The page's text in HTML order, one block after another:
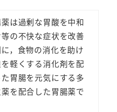
は過剰な胃酸を中和
の不快な症状を改善
，食物の消化を助け
軽くする消化剤を配
胃腸を元気にする多
を配合した胃腸薬で